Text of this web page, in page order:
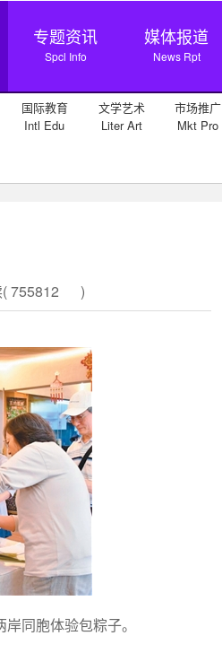
专题资讯
Spcl Info
媒体报道
News Rpt
国际教育
Intl Edu
文学艺术
Liter Art
市场推广
Mkt Pro
755812 )
同胞体验包粽子。